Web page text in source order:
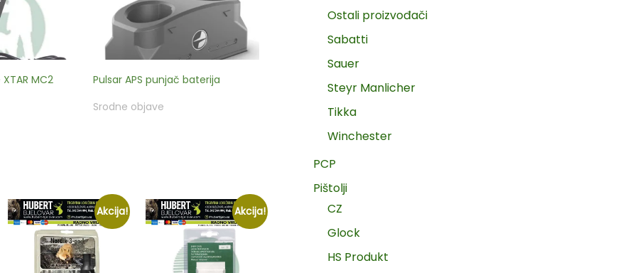
MC2
Pulsar APS punjač baterija
Srodne objave
Akcija! Akcija!
Ostali proizvođači
Sabatti
Sauer
Steyr Manlicher
Tikka
Winchester
PCP
Pištolji
CZ
Glock
HS Produkt